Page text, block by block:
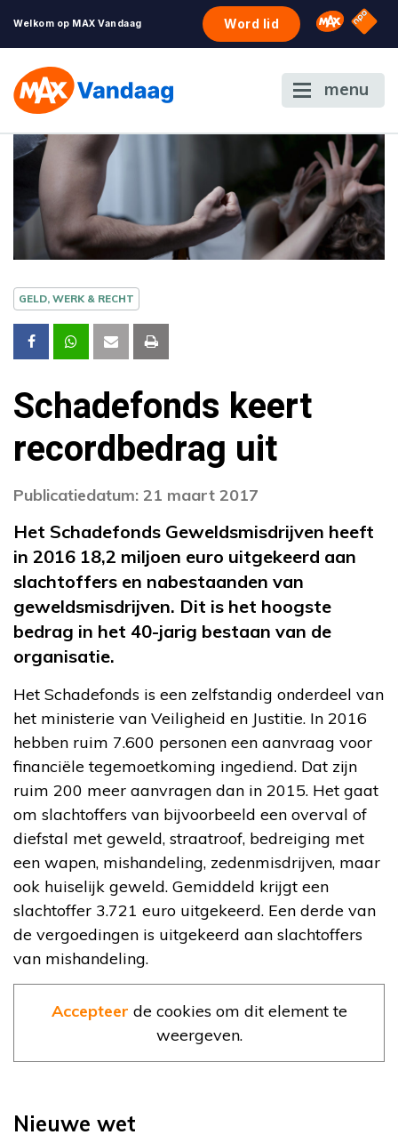
Welkom op MAX Vandaag Word lid Omroep
NPO
menu
GELD, WERK & RECHT
Schadefonds keert
recordbedrag uit
Publicatiedatum: 21 maart 2017
Het Schadefonds Geweldsmisdrijven heeft
in 2016 18,2 miljoen euro uitgekeerd aan
slachtoffers en nabestaanden van
geweldsmisdrijven. Dit is het hoogste
bedrag in het 40-jarig bestaan van de
organisatie.
Het Schadefonds is een zelfstandig onderdeel van
het ministerie van Veiligheid en Justitie. In 2016
hebben ruim 7.600 personen een aanvraag voor
financiële tegemoetkoming ingediend. Dat zijn
ruim 200 meer aanvragen dan in 2015. Het gaat
om slachtoffers van bijvoorbeeld een overval of
diefstal met geweld, straatroof, bedreiging met
een wapen, mishandeling, zedenmisdrijven, maar
ook huiselijk geweld. Gemiddeld krijgt een
slachtoffer 3.721 euro uitgekeerd. Een derde van
de vergoedingen is uitgekeerd aan slachtoffers
van mishandeling.
Accepteer de cookies om dit element te
weergeven.
Nieuwe wet